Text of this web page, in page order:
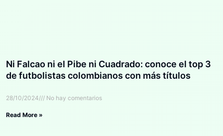
Ni Falcao ni el Pibe ni Cuadrado: conoce el top 3
de futbolistas colombianos con más títulos
28/10/2024 No hay comentarios
Read More »